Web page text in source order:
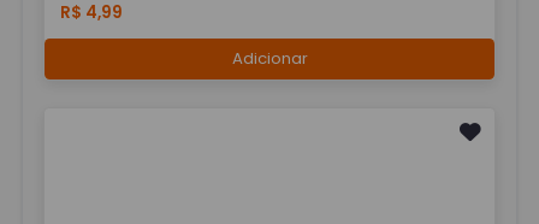
R$ 4,99
Adicionar